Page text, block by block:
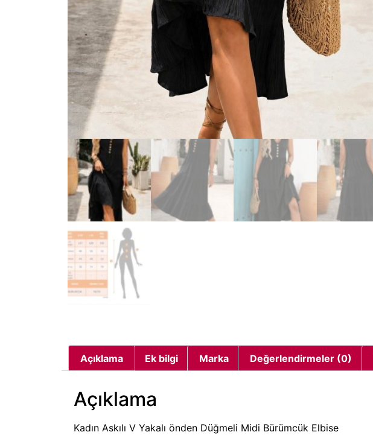
Açıklama Ek bilgi Marka Değerlendirmeler (0)
Açıklama
Kadın Askılı V Yakalı önden Düğmeli Midi Bürümcük Elbise